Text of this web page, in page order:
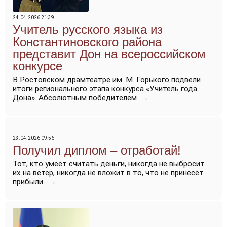
24.04.2026 21:39
Учитель русского языка из
Константиновского района
представит Дон на всероссийском
конкурсе
В Ростовском драмтеатре им. М. Горького подвели
итоги регионального этапа конкурса «Учитель года
Дона». Абсолютным победителем
→
23.04.2026 09:56
Получил диплом – отработай!
Тот, кто умеет считать деньги, никогда не выбросит
их на ветер, никогда не вложит в то, что не принесёт
прибыли.
→